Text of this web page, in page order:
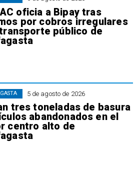
oficia a Bipay tras
por cobros irregulares
público de
5 de agosto de 2026
tres toneladas de basura
abandonados en el
centro alto de